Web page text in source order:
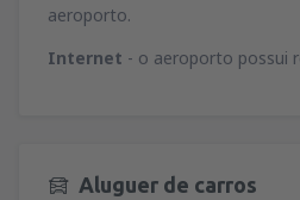
aeroporto.
Internet - o aeroporto possui
Aluguer de carros